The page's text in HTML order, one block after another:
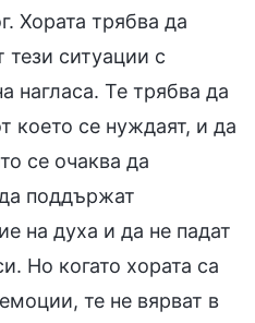
Хората трябва да
ситуации с
нагласа. Те трябва да
което се нуждаят, и да
се очаква да
поддържат
на духа и да не падат
Но когато хората са
те не вярват в